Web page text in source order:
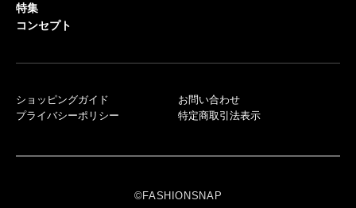
特集
コンセプト
ショッピングガイド
プライバシーポリシー
お問い合わせ
特定商取引法表示
©FASHIONSNAP